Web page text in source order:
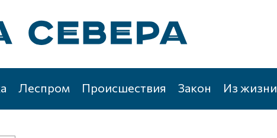
Леспром Происшествия Закон Из жизни